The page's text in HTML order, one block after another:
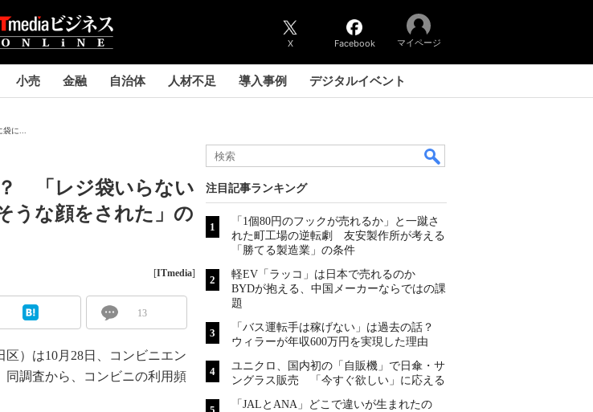
X Facebook マイページ
小売 金融 自治体 人材不足 導入事例 デジタルイベント
に...
「レジ袋いらない
うな顔をされた」の
[ITmedia]
13
）は10月28日、コンビニエン
同調査から、コンビニの利用頻
注目記事ランキング
「1個80円のフックが売れるか」と一蹴さ
れた町工場の逆転劇 友安製作所が考える
「勝てる製造業」の条件
軽EV「ラッコ」は日本で売れるのか
BYDが抱える、中国メーカーならではの課
題
「バス運転手は稼げない」は過去の話？
ウィラーが年収600万円を実現した理由
ユニクロ、国内初の「自販機」で日傘・サ
ングラス販売 「今すぐ欲しい」に応える
「JALとANA」どこで違いが生まれたの